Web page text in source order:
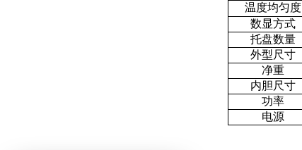
温度均匀度
数显方式
托盘数量
外型尺寸
净重
内胆尺寸
功率
电源